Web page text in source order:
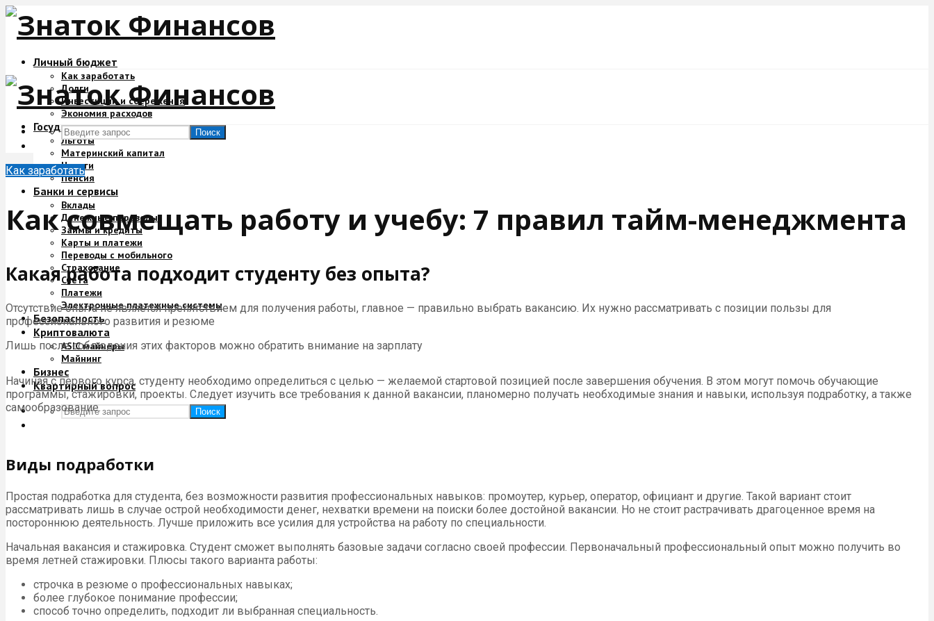
Личный бюджет
Как заработать
Долги
Инвестиции и сбережения
Экономия расходов
Государство и деньги
Льготы
Материнский капитал
Налоги
Пенсия
Банки и сервисы
Вклады
Денежные переводы
Займы и кредиты
Карты и платежи
Переводы с мобильного
Страхование
Счета
Платежи
Электронные платежные системы
Безопасность
Криптовалюта
ASIC майнеры
Майнинг
Бизнес
Квартирный вопрос
Поиск
Поиск
Как заработать
Как совмещать работу и учебу: 7 правил тайм-менеджмента
Какая работа подходит студенту без опыта?
Отсутствие опыта не является препятствием для получения работы, главное — правильно выбрать вакансию. Их нужно рассматривать с позиции пользы для
профессионального развития и резюме
Лишь после соблюдения этих факторов можно обратить внимание на зарплату
Начиная с первого курса, студенту необходимо определиться с целью — желаемой стартовой позицией после завершения обучения. В этом могут помочь обучающие
программы, стажировки, проекты. Следует изучить все требования к данной вакансии, планомерно получать необходимые знания и навыки, используя подработку, а также
самообразование.
Виды подработки
Простая подработка для студента, без возможности развития профессиональных навыков: промоутер, курьер, оператор, официант и другие. Такой вариант стоит
рассматривать лишь в случае острой необходимости денег, нехватки времени на поиски более достойной вакансии. Но не стоит растрачивать драгоценное время на
постороннюю деятельность. Лучше приложить все усилия для устройства на работу по специальности.
Начальная вакансия и стажировка. Студент сможет выполнять базовые задачи согласно своей профессии. Первоначальный профессиональный опыт можно получить во
время летней стажировки. Плюсы такого варианта работы:
строчка в резюме о профессиональных навыках;
более глубокое понимание профессии;
способ точно определить, подходит ли выбранная специальность.